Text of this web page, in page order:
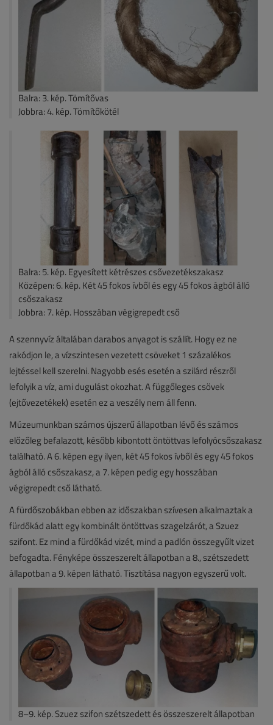
Balra: 3. kép. Tömítővas
Jobbra: 4. kép. Tömítőkötél
Balra: 5. kép. Egyesített kétrészes csővezetékszakasz
Középen: 6. kép. Két 45 fokos ívből és egy 45 fokos ágból álló
csőszakasz
Jobbra: 7. kép. Hosszában végigrepedt cső
A szennyvíz általában darabos anyagot is szállít. Hogy ez ne
rakódjon le, a vízszintesen vezetett csöveket 1 százalékos
lejtéssel kell szerelni. Nagyobb esés esetén a szilárd részről
lefolyik a víz, ami dugulást okozhat. A függőleges csövek
(ejtővezetékek) esetén ez a veszély nem áll fenn.
Múzeumunkban számos újszerű állapotban lévő és számos
előzőleg befalazott, később kibontott öntöttvas lefolyócsőszakasz
található. A 6. képen egy ilyen, két 45 fokos ívből és egy 45 fokos
ágból álló csőszakasz, a 7. képen pedig egy hosszában
végigrepedt cső látható.
A fürdőszobákban ebben az időszakban szívesen alkalmaztak a
fürdőkád alatt egy kombinált öntöttvas szagelzárót, a Szuez
szifont. Ez mind a fürdőkád vizét, mind a padlón összegyűlt vizet
befogadta. Fényképe összeszerelt állapotban a 8., szétszedett
állapotban a 9. képen látható. Tisztítása nagyon egyszerű volt.
8–9. kép. Szuez szifon szétszedett és összeszerelt állapotban